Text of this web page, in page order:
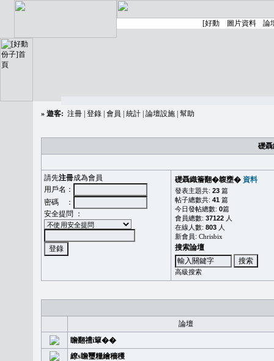
» 遊客: 注冊 登錄 會員 統計 論壇設施 幫助
礎
請先注冊成為會員
用戶名：
密碼 ：
安全提問 ：
礎聶織簷翻�䪖壅� 資料
發表主題共: 23 篇
帖子總數共: 41 篇
今日發帖總數: 0篇
會員總數: 37122 人
在線人數: 803 人
新會員: Chrisbix
搜索論壇
高級搜索
論壇
瞻翻禮i簞��
繚s瞻璽糧繪穡穫